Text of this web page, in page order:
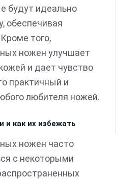
будут идеально
обеспечивая
того,
ножен улучшает
и дает чувство
практичный и
любителя ножей.
и как их избежать
ножен часто
с некоторыми